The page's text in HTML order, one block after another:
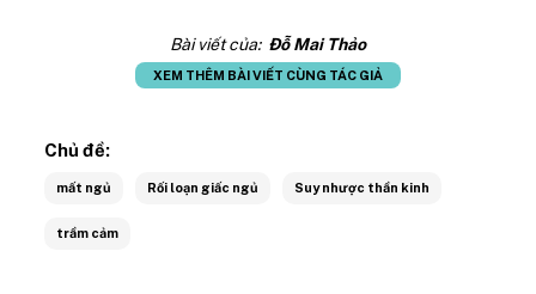
Bài viết của: Đỗ Mai Thảo
XEM THÊM BÀI VIẾT CÙNG TÁC GIẢ
Chủ đề:
mất ngủ Rối loạn giấc ngủ Suy nhược thần kinh
trầm cảm